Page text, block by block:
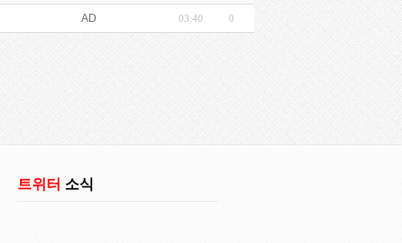
AD 03:40 0
트위터 소식